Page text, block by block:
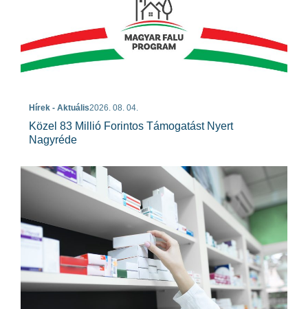
Hírek - Aktuális2026. 08. 04.
Közel 83 Millió Forintos Támogatást Nyert
Nagyréde